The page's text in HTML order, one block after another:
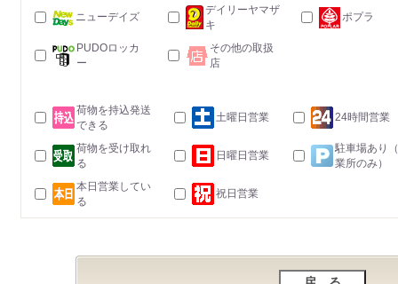
ニューデイズ
デイリーヤマザ
キ
ポプラ
PUDOロッカ
ー
その他の取扱
店
荷物を持込発送
できる
土曜日営業 24時間営業
荷物を受け取れ
る
日曜日営業
駐車場あり
業所のみ）
本日営業してい
る
祝日営業